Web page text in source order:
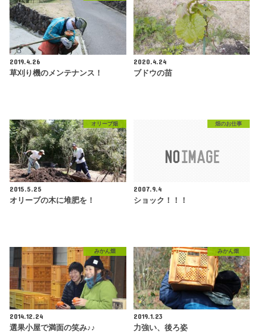
2019.4.26
草刈り機のメンテナンス！
2020.4.24
ブドウの苗
オリーブ畑
2015.5.25
オリーブの木に堆肥を！
畑のお仕事
2007.9.4
ショック！！！
みかん畑
2014.12.24
選果小屋で満面の笑み♪♪
みかん畑
2019.1.23
力強い、後ろ姿